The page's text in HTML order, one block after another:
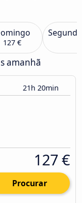
127 €
amanhã
21h 20min
127 €
Procurar